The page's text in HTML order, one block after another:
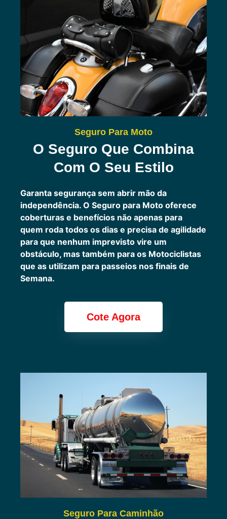
Seguro Para Moto
O Seguro Que Combina
Com O Seu Estilo
Garanta segurança sem abrir mão da
independência. O Seguro para Moto oferece
coberturas e benefícios não apenas para
quem roda todos os dias e precisa de agilidade
para que nenhum imprevisto vire um
obstáculo, mas também para os Motociclistas
que as utilizam para passeios nos finais de
Semana.
Cote Agora
Seguro Para Caminhão